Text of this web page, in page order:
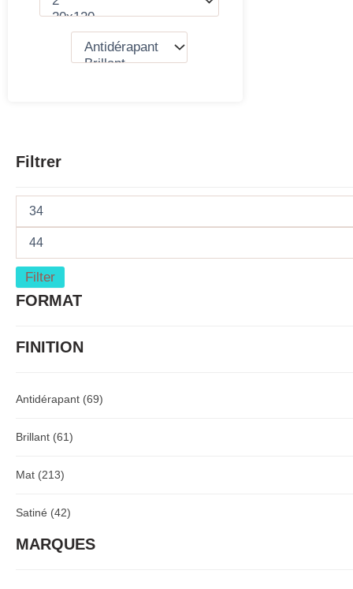
Filtrer
Filter
FORMAT
FINITION
Antidérapant (69)
Brillant (61)
Mat (213)
Satiné (42)
MARQUES